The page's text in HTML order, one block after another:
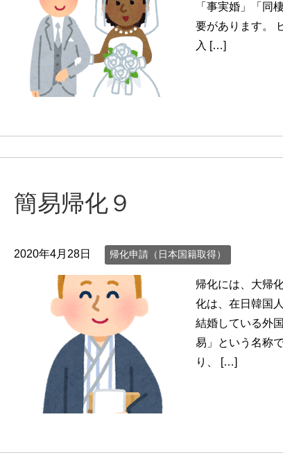
「事実婚」「同
要があります。
入 […]
簡易帰化９
2020年4月28日 帰化申請（日本国籍取得）
帰化には、大帰
化は、在日韓国
結婚している外
易」という名称
り、 […]